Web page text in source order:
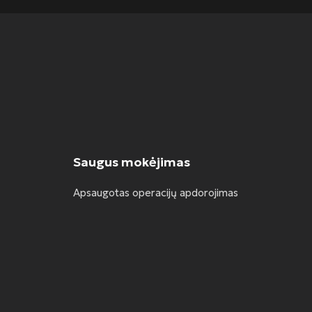
Saugus mokėjimas
Apsaugotas operacijų apdorojimas